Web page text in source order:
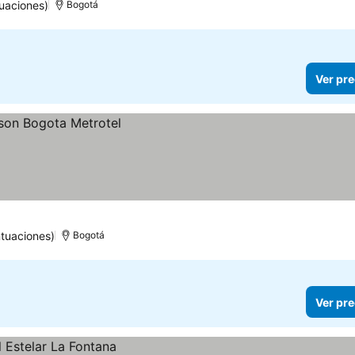
Bogotá
Ver
Bogotá
Ver